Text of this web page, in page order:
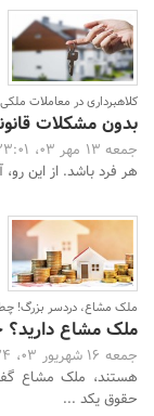
کلاهبرداری در معاملات
بدون مشکلات
جمعه 13 مهر 03، 23:01 -
هر فرد باشد. از این‌
ملک مشاع، دردسر بزرگ!
ملک مشاع دارید؟
جمعه 16 شهریور 03، 15:24 -
هستند، ملک مشاع
حقوق یکد ...